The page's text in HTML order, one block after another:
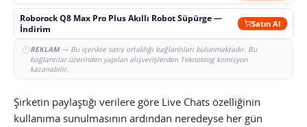
Roborock Q8 Max Pro Plus Akıllı Robot Süpürge —
İndirim
Satın Al
REKLAM— Bu içerikte satış ortaklığı bağlantıları bulunmaktadır. Bu
bağlantılar üzerinden yapılan alışverişlerden Teknoblog komisyon
kazanabilir.
Şirketin paylaştığı verilere göre Live Chats özelliğinin
kullanıma sunulmasının ardından neredeyse her gün